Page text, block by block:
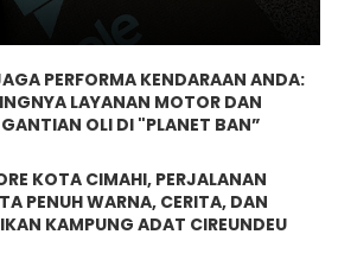
PERFORMA KENDARAAN ANDA:
LAYANAN MOTOR DAN
OLI DI "PLANET BAN”
KOTA CIMAHI, PERJALANAN
PENUH WARNA, CERITA, DAN
KAMPUNG ADAT CIREUNDEU